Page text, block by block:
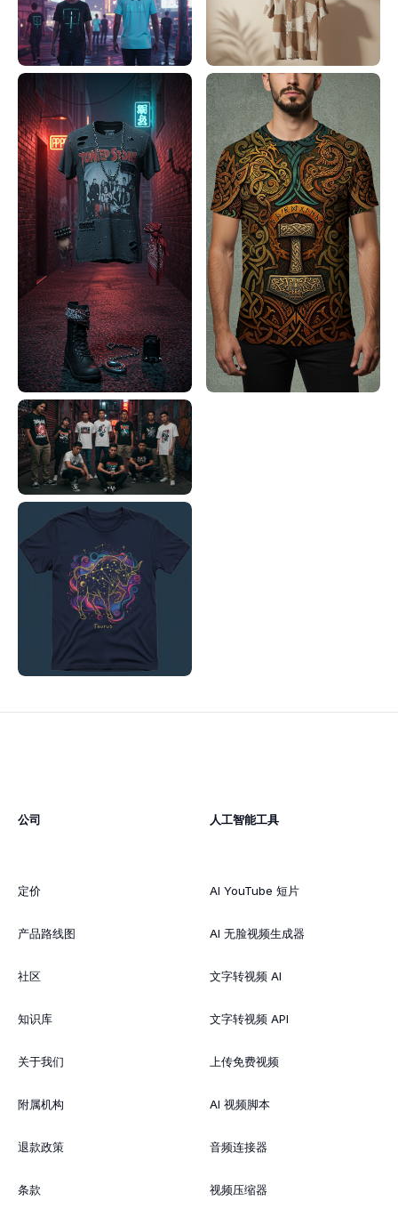
公司
定价
产品路线图
社区
知识库
关于我们
附属机构
退款政策
条款
人工智能工具
AI YouTube 短片
AI 无脸视频生成器
文字转视频 AI
文字转视频 API
上传免费视频
AI 视频脚本
音频连接器
视频压缩器